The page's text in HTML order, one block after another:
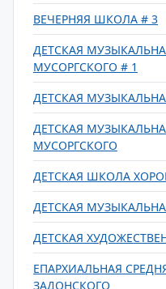
ВЕЧЕРНЯЯ ШКОЛА # 3
ДЕТСКАЯ
МУСОРГСКОГО # 1
ДЕТСКАЯ
ДЕТСКАЯ
МУСОРГСКОГО
ДЕТСКАЯ ШКОЛА
ДЕТСКАЯ
ДЕТСКАЯ
ЕПАРХИАЛЬНАЯ
ЗАДОНСКОГО